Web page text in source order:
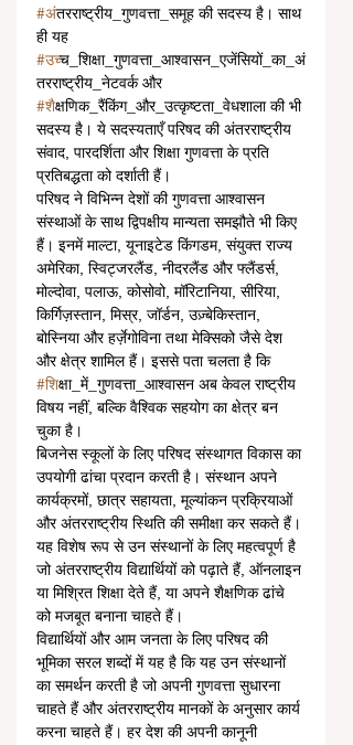
#अंतरराष्ट्रीय_गुणवत्ता_समूह की सदस्य है। साथ
ही यह
#उच्च_शिक्षा_गुणवत्ता_आश्वासन_एजेंसियों_का_अं
तरराष्ट्रीय_नेटवर्क और
#शैक्षणिक_रैंकिंग_और_उत्कृष्टता_वेधशाला की भी
सदस्य है। ये सदस्यताएँ परिषद की अंतरराष्ट्रीय
संवाद, पारदर्शिता और शिक्षा गुणवत्ता के प्रति
प्रतिबद्धता को दर्शाती हैं।
परिषद ने विभिन्न देशों की गुणवत्ता आश्वासन
संस्थाओं के साथ द्विपक्षीय मान्यता समझौते भी किए
हैं। इनमें माल्टा, यूनाइटेड किंगडम, संयुक्त राज्य
अमेरिका, स्विट्जरलैंड, नीदरलैंड और फ्लैंडर्स,
मोल्दोवा, पलाऊ, कोसोवो, मॉरिटानिया, सीरिया,
किर्गिज़स्तान, मिस्र, जॉर्डन, उज़्बेकिस्तान,
बोस्निया और हर्ज़ेगोविना तथा मेक्सिको जैसे देश
और क्षेत्र शामिल हैं। इससे पता चलता है कि
#शिक्षा_में_गुणवत्ता_आश्वासन अब केवल राष्ट्रीय
विषय नहीं, बल्कि वैश्विक सहयोग का क्षेत्र बन
चुका है।
बिजनेस स्कूलों के लिए परिषद संस्थागत विकास का
उपयोगी ढांचा प्रदान करती है। संस्थान अपने
कार्यक्रमों, छात्र सहायता, मूल्यांकन प्रक्रियाओं
और अंतरराष्ट्रीय स्थिति की समीक्षा कर सकते हैं।
यह विशेष रूप से उन संस्थानों के लिए महत्वपूर्ण है
जो अंतरराष्ट्रीय विद्यार्थियों को पढ़ाते हैं, ऑनलाइन
या मिश्रित शिक्षा देते हैं, या अपने शैक्षणिक ढांचे
को मजबूत बनाना चाहते हैं।
विद्यार्थियों और आम जनता के लिए परिषद की
भूमिका सरल शब्दों में यह है कि यह उन संस्थानों
का समर्थन करती है जो अपनी गुणवत्ता सुधारना
चाहते हैं और अंतरराष्ट्रीय मानकों के अनुसार कार्य
करना चाहते हैं। हर देश की अपनी कानूनी